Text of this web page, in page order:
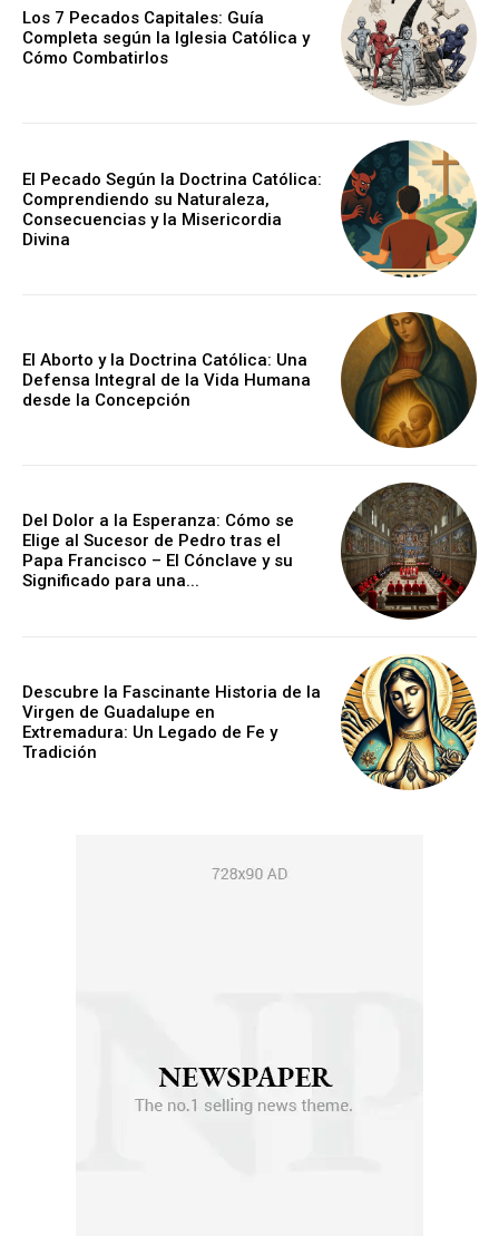
Los 7 Pecados Capitales: Guía
Completa según la Iglesia Católica y
Cómo Combatirlos
El Pecado Según la Doctrina Católica:
Comprendiendo su Naturaleza,
Consecuencias y la Misericordia
Divina
El Aborto y la Doctrina Católica: Una
Defensa Integral de la Vida Humana
desde la Concepción
Del Dolor a la Esperanza: Cómo se
Elige al Sucesor de Pedro tras el
Papa Francisco – El Cónclave y su
Significado para una...
Descubre la Fascinante Historia de la
Virgen de Guadalupe en
Extremadura: Un Legado de Fe y
Tradición